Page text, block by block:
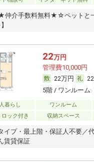
仲介手数料無料★☆ペットと
22万円
管理費10,000円
22万円
5階 / ワンルーム
暮らし ワンルーム
ロック付き
収納スペース
イプ・最上階・保証人不要／
賃貸保証